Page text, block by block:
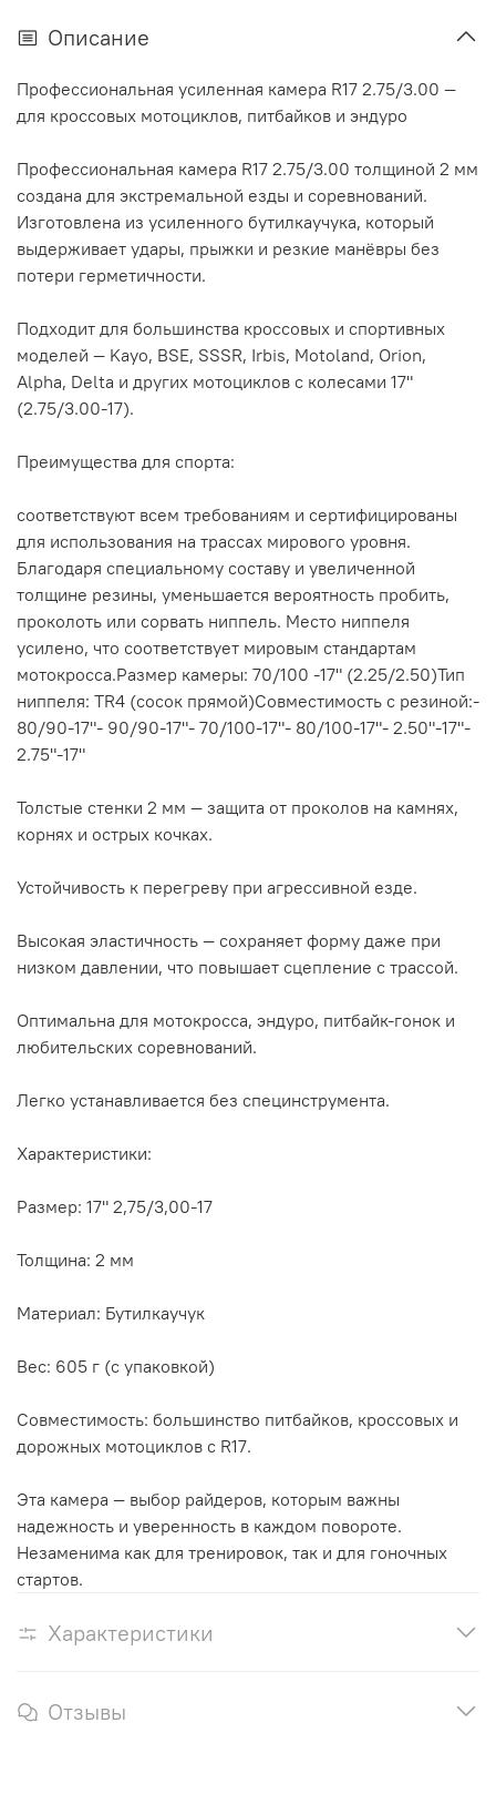
Описание
Профессиональная усиленная камера R17 2.75/3.00 —
для кроссовых мотоциклов, питбайков и эндуро
Профессиональная камера R17 2.75/3.00 толщиной 2 мм
создана для экстремальной езды и соревнований.
Изготовлена из усиленного бутилкаучука, который
выдерживает удары, прыжки и резкие манёвры без
потери герметичности.
Подходит для большинства кроссовых и спортивных
моделей — Kayo, BSE, SSSR, Irbis, Motoland, Orion,
Alpha, Delta и других мотоциклов с колесами 17"
(2.75/3.00-17).
Преимущества для спорта:
соответствуют всем требованиям и сертифицированы
для использования на трассах мирового уровня.
Благодаря специальному составу и увеличенной
толщине резины, уменьшается вероятность пробить,
проколоть или сорвать ниппель. Место ниппеля
усилено, что соответствует мировым стандартам
мотокросса.Размер камеры: 70/100 -17" (2.25/2.50)Тип
ниппеля: TR4 (сосок прямой)Совместимость с резиной:-
80/90-17"- 90/90-17"- 70/100-17"- 80/100-17"- 2.50"-17"-
2.75"-17"
Толстые стенки 2 мм — защита от проколов на камнях,
корнях и острых кочках.
Устойчивость к перегреву при агрессивной езде.
Высокая эластичность — сохраняет форму даже при
низком давлении, что повышает сцепление с трассой.
Оптимальна для мотокросса, эндуро, питбайк-гонок и
любительских соревнований.
Легко устанавливается без специнструмента.
Характеристики:
Размер: 17" 2,75/3,00-17
Толщина: 2 мм
Материал: Бутилкаучук
Вес: 605 г (с упаковкой)
Совместимость: большинство питбайков, кроссовых и
дорожных мотоциклов с R17.
Эта камера — выбор райдеров, которым важны
надежность и уверенность в каждом повороте.
Незаменима как для тренировок, так и для гоночных
стартов.
Характеристики
Отзывы